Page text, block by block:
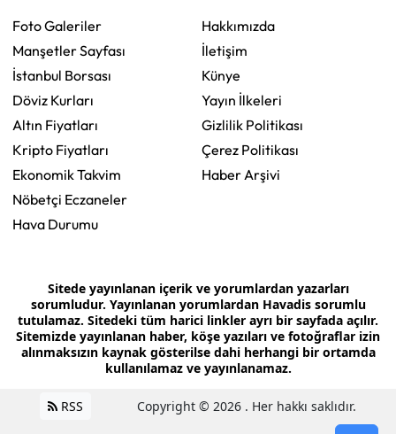
Foto Galeriler
Manşetler Sayfası
İstanbul Borsası
Döviz Kurları
Altın Fiyatları
Kripto Fiyatları
Ekonomik Takvim
Nöbetçi Eczaneler
Hava Durumu
Hakkımızda
İletişim
Künye
Yayın İlkeleri
Gizlilik Politikası
Çerez Politikası
Haber Arşivi
Sitede yayınlanan içerik ve yorumlardan yazarları
sorumludur. Yayınlanan yorumlardan Havadis sorumlu
tutulamaz. Sitedeki tüm harici linkler ayrı bir sayfada açılır.
Sitemizde yayınlanan haber, köşe yazıları ve fotoğraflar izin
alınmaksızın kaynak gösterilse dahi herhangi bir ortamda
kullanılamaz ve yayınlanamaz.
RSS Copyright © 2026 . Her hakkı saklıdır.